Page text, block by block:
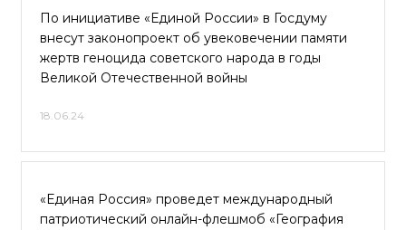
По инициативе «Единой России» в Госдуму
внесут законопроект об увековечении памяти
жертв геноцида советского народа в годы
Великой Отечественной войны
18.06.24
«Единая Россия» проведет международный
патриотический онлайн-флешмоб «География